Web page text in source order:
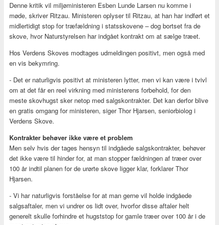
Denne kritik vil miljøministeren Esben Lunde Larsen nu komme i
møde, skriver Ritzau. Ministeren oplyser til Ritzau, at han har indført et
midlertidigt stop for træfældning i statsskovene – dog bortset fra de
skove, hvor Naturstyrelsen har indgået kontrakt om at sælge træet.
Hos Verdens Skoves modtages udmeldingen positivt, men også med
en vis bekymring.
- Det er naturligvis positivt at ministeren lytter, men vi kan være i tvivl
om at det får en reel virkning med ministerens forbehold, for den
meste skovhugst sker netop med salgskontrakter. Det kan derfor blive
en gratis omgang for ministeren, siger Thor Hjarsen, seniorbiolog i
Verdens Skove.
Kontrakter behøver ikke være et problem
Men selv hvis der tages hensyn til indgåede salgskontrakter, behøver
det ikke være til hinder for, at man stopper fældningen af træer over
100 år indtil planen for de urørte skove ligger klar, forklarer Thor
Hjarsen.
- Vi har naturligvis forståelse for at man gerne vil holde indgåede
salgsaftaler, men vi undrer os lidt over, hvorfor disse aftaler helt
generelt skulle forhindre et hugststop for gamle træer over 100 år i de